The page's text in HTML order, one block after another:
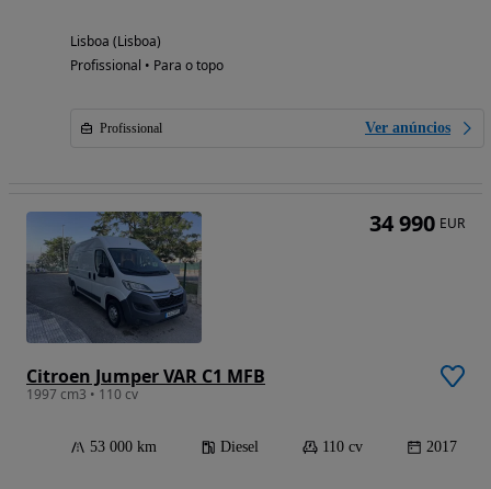
Lisboa (Lisboa)
Profissional • Para o topo
Profissional Ver anúncios
Citroen Jumper VAR C1 MFB
1997 cm3 • 110 cv
53 000 km Diesel 110 cv 2017
34 990 EUR